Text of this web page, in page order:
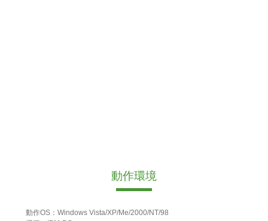
動作環境
動作OS：Windows Vista/XP/Me/2000/NT/98